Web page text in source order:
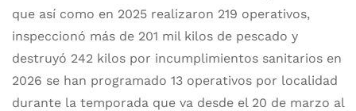
que así como en 2025 realizaron 219 operativos,
inspeccionó más de 201 mil kilos de pescado y
destruyó 242 kilos por incumplimientos sanitarios en
2026 se han programado 13 operativos por localidad
durante la temporada que va desde el 20 de marzo al